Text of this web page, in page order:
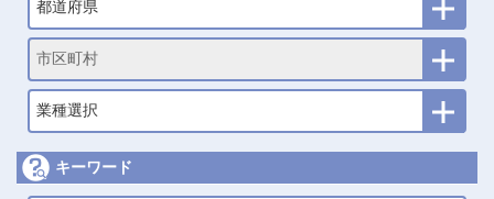
都道府県
市区町村
業種選択
キーワード